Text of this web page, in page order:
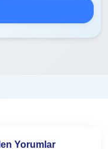
Yorumlar